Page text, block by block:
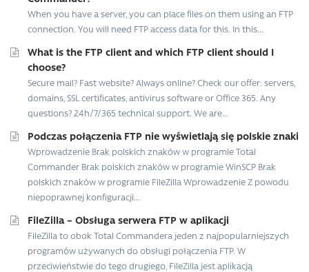
When you have a server, you can place files on them using an FTP
connection. You will need FTP access data for this. In this...
What is the FTP client and which FTP client should I
choose?
Secure mail? Fast website? Always online? Check our offer: servers,
domains, SSL certificates, antivirus software or Office 365. Any
questions? 24h/7/365 technical support. We are...
Podczas połączenia FTP nie wyświetlają się polskie znaki
Wprowadzenie Brak polskich znaków w programie Total
Commander Brak polskich znaków w programie WinSCP Brak
polskich znaków w programie FileZilla Wprowadzenie Z powodu
niepoprawnej konfiguracji...
FileZilla – Obsługa serwera FTP w aplikacji
FileZilla to obok Total Commandera jeden z najpopularniejszych
programów używanych do obsługi połączenia FTP. W
przeciwieństwie do tego drugiego, FileZilla jest aplikacją